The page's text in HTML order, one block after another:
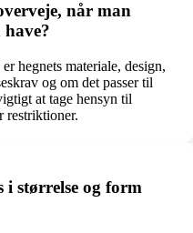
når man
hegnets materiale, design,
og om det passer til
at tage hensyn til
restriktioner.
i størrelse og form